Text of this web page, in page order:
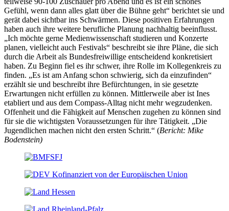
Gefühl, wenn dann alles glatt über die Bühne geht“ berichtet sie und
gerät dabei sichtbar ins Schwärmen. Diese positiven Erfahrungen
haben auch ihre weitere berufliche Planung nachhaltig beeinflusst.
„Ich möchte gerne Medienwissenschaft studieren und Konzerte
planen, vielleicht auch Festivals“ beschreibt sie ihre Pläne, die sich
durch die Arbeit als Bundesfreiwillige entscheidend konkretisiert
haben. Zu Beginn fiel es ihr schwer, ihre Rolle im Kollegenkreis zu
finden. „Es ist am Anfang schon schwierig, sich da einzufinden“
erzählt sie und beschreibt ihre Befürchtungen, in sie gesetzte
Erwartungen nicht erfüllen zu können. Mittlerweile aber ist Ines
etabliert und aus dem Compass-Alltag nicht mehr wegzudenken.
Offenheit und die Fähigkeit auf Menschen zugehen zu können sind
für sie die wichtigsten Voraussetzungen für ihre Tätigkeit. „Die
Jugendlichen machen nicht den ersten Schritt.“ (Bericht: Mike
Bodenstein)